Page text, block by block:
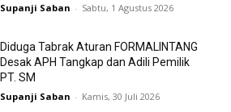
Supanji Saban - Sabtu, 1 Agustus 2026
Diduga Tabrak Aturan FORMALINTANG
Desak APH Tangkap dan Adili Pemilik
PT. SM
Supanji Saban - Kamis, 30 Juli 2026